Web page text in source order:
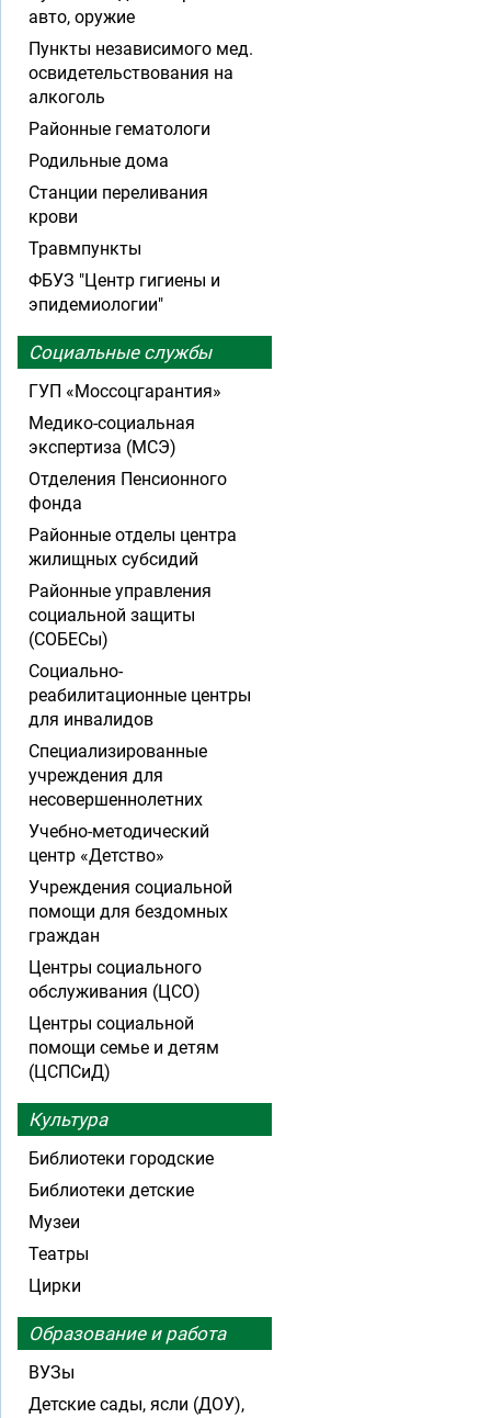
авто, оружие
Пункты независимого мед.
освидетельствования на
алкоголь
Районные гематологи
Родильные дома
Станции переливания
крови
Травмпункты
ФБУЗ "Центр гигиены и
эпидемиологии"
Социальные службы
ГУП «Моссоцгарантия»
Медико-социальная
экспертиза (МСЭ)
Отделения Пенсионного
фонда
Районные отделы центра
жилищных субсидий
Районные управления
социальной защиты
(СОБЕСы)
Социально-
реабилитационные центры
для инвалидов
Специализированные
учреждения для
несовершеннолетних
Учебно-методический
центр «Детство»
Учреждения социальной
помощи для бездомных
граждан
Центры социального
обслуживания (ЦСО)
Центры социальной
помощи семье и детям
(ЦСПСиД)
Культура
Библиотеки городские
Библиотеки детские
Музеи
Театры
Цирки
Образование и работа
ВУЗы
Детские сады, ясли (ДОУ),